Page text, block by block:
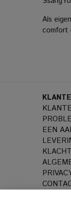
Als
comfort
EEN